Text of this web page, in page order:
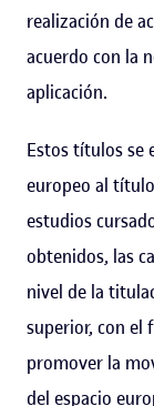
realización de
acuerdo con la
aplicación.
Estos títulos se
europeo al
estudios
obtenidos, las
nivel de la
superior, con el
promover la
del espacio